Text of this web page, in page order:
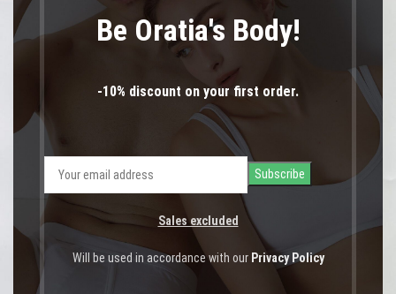
Be Oratia's Body!
-10% discount on your first order.
Sales excluded
Will be used in accordance with our Privacy Policy